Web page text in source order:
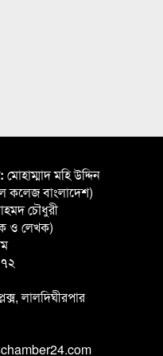
মোহাম্মাদ মহি উদ্দিন
কলেজ বাংলাদেশ)
চৌধুরী
ও লেখক)
লালদিঘীরপার